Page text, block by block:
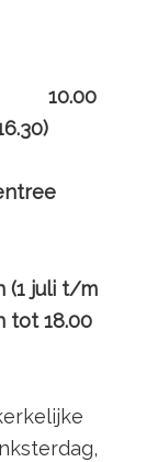
10.00
(1 juli t/m
tot 18.00